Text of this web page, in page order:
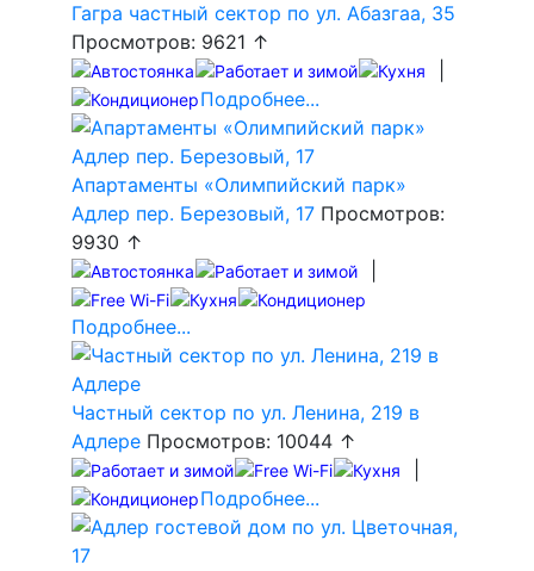
Гагра частный сектор по ул. Абазгаа, 35
Просмотров: 9621 ↑
Подробнее...
Апартаменты «Олимпийский парк»
Адлер пер. Березовый, 17 Просмотров:
9930 ↑
Подробнее...
Частный сектор по ул. Ленина, 219 в
Адлере Просмотров: 10044 ↑
Подробнее...